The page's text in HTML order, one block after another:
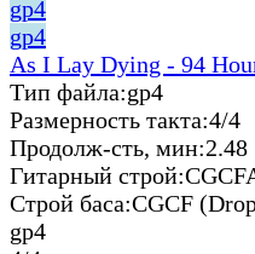
gp4
gp4
As I Lay Dying - 94
Тип файла:gp4
Размерность такта:4/4
Продолж-сть, мин:2.48
Гитарный строй:
Строй баса:CGCF
gp4